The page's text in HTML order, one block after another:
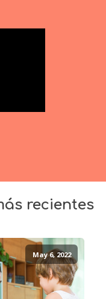
recientes
May 6, 2022